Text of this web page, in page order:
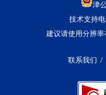
津
技术支持电
建议请使用分辨率
联系我们 /